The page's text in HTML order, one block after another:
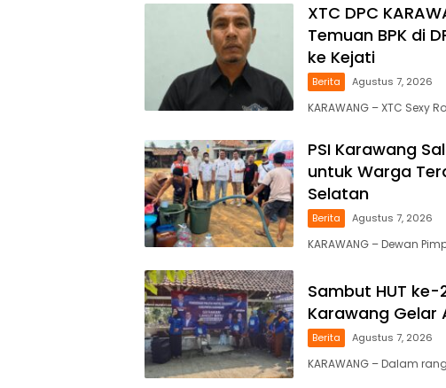
XTC DPC
Temuan BPK di
ke Kejati
Berita Agustus 7, 2026
KARAWANG – XTC Sexy
PSI Karawang
untuk Warga
Selatan
Berita Agustus 7, 2026
KARAWANG – Dewan
Sambut HUT
Karawang Gelar
Berita Agustus 7, 2026
KARAWANG – Dalam